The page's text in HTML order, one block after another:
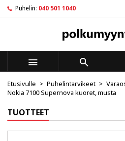
Puhelin: 040 501 1040
 
Etusivulle Puhelintarvikeet
Nokia 7100 Supernova kuoret, musta
TUOTTEET
My wishlists
Create new list
Luo toivelista
Toivelistan nimi
Peruuta
Kirjaudu sisään
Sinun pitää olla kirjautunut
toivelistalle.
Peruuta